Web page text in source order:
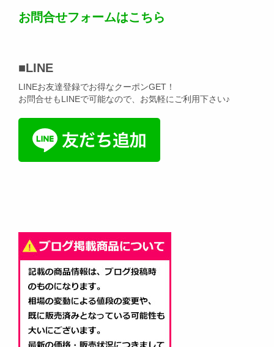
お問合せフォームはこちら
■LINE
LINEお友達登録でお得なクーポンGET！
お問合せもLINEで可能なので、お気軽にご利用下さい♪